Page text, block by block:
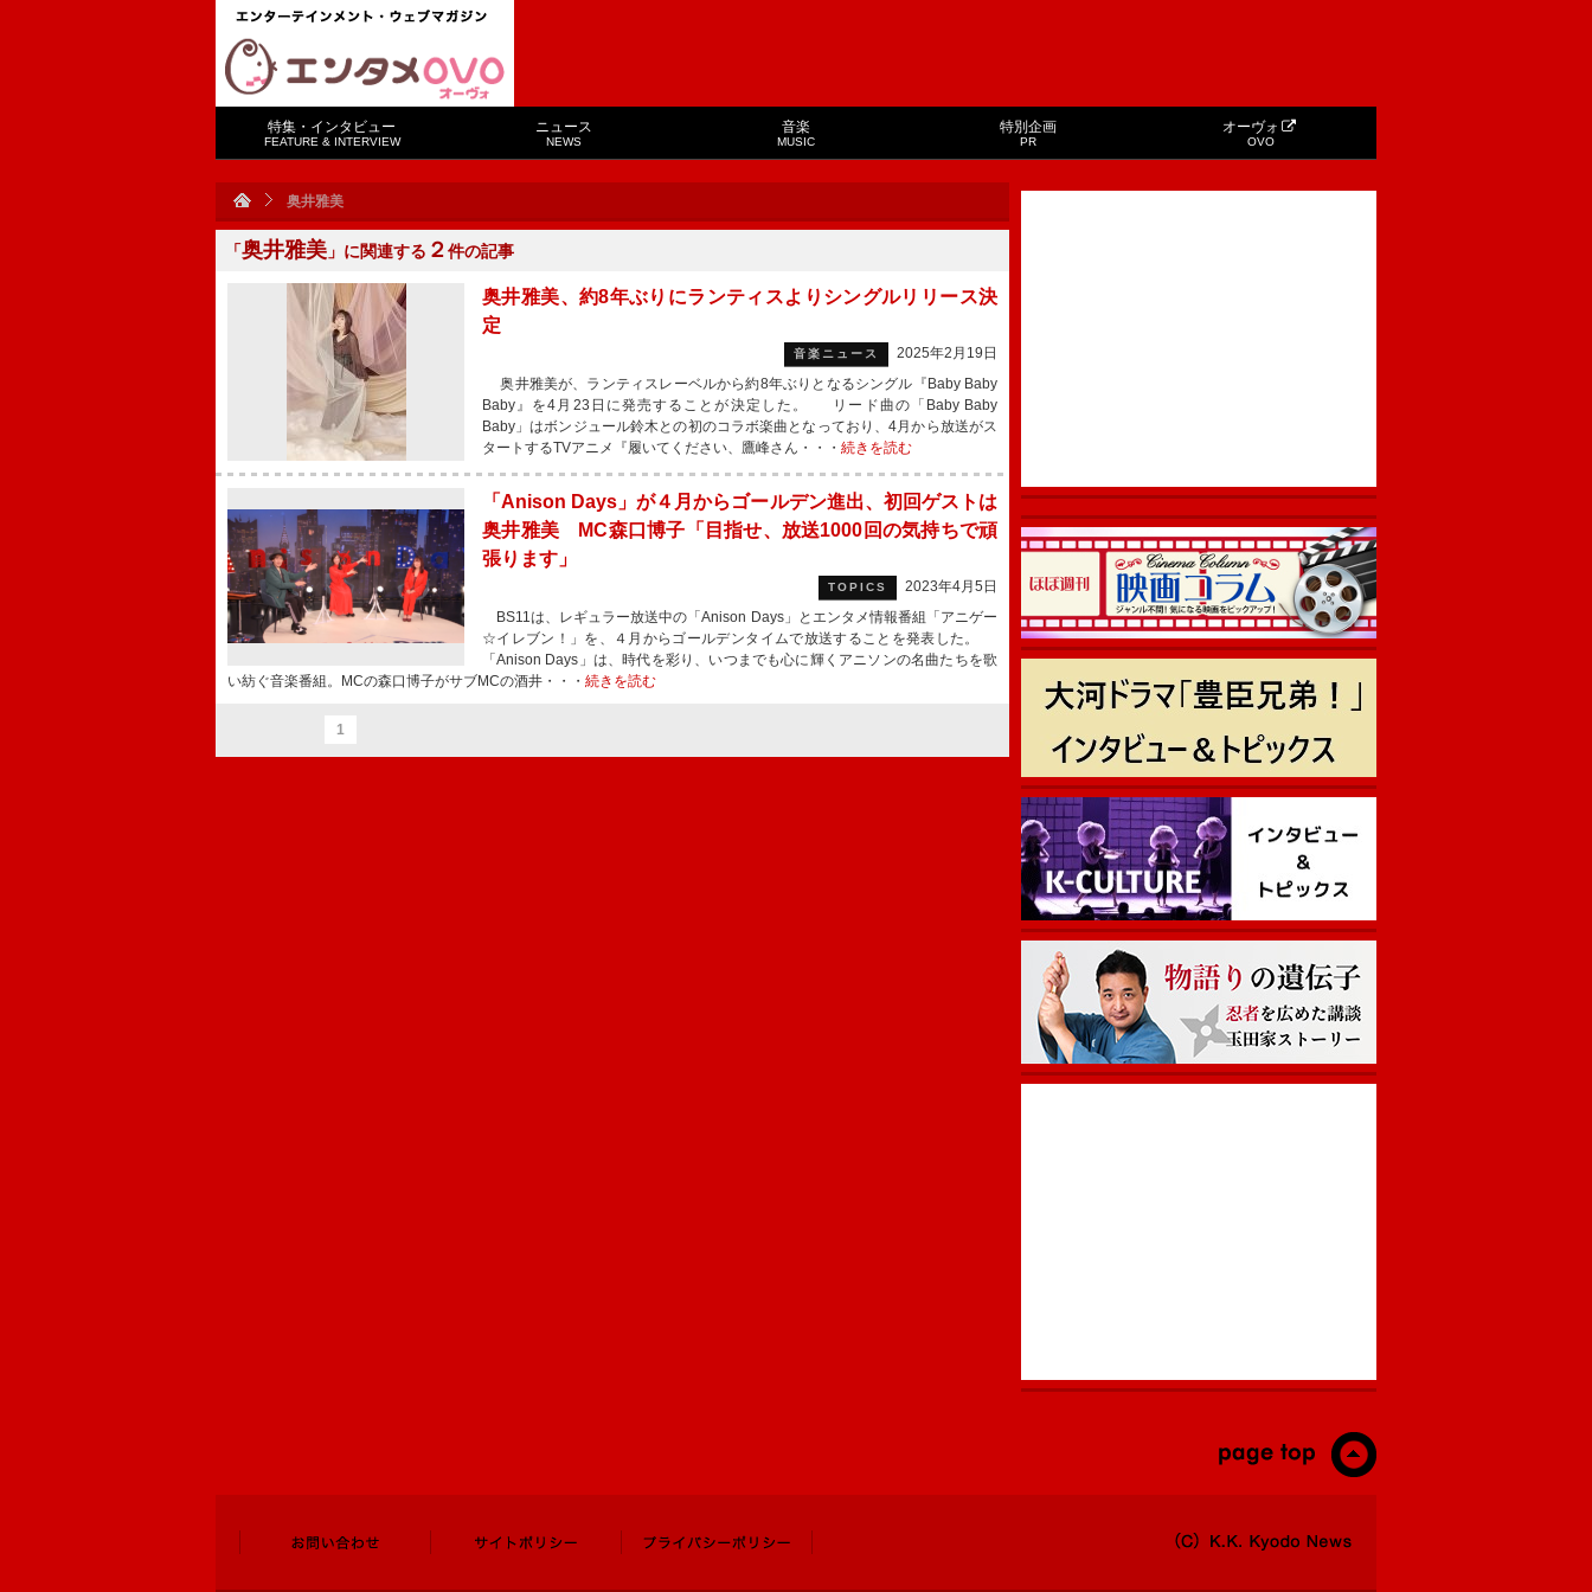
特集・インタビュー
FEATURE & INTERVIEW
ニュース
NEWS
音楽
MUSIC
特別企画
PR
オーヴォ
OVO
奥井雅美
「奥井雅美 」に関連する ２件の記事
奥井雅美、約8年ぶりにランティスよりシングルリリース決
定
音楽ニュース
2025年2月19日
奥井雅美が、ランティスレーベルから約8年ぶりとなるシングル『Baby Baby
Baby』を4月23日に発売することが決定した。 リード曲の「Baby Baby
Baby」はボンジュール鈴木との初のコラボ楽曲となっており、4月から放送がス
タートするTVアニメ『履いてください、鷹峰さん・・・ 続きを読む
「Anison Days」が４月からゴールデン進出、初回ゲストは
奥井雅美 MC森口博子「目指せ、放送1000回の気持ちで頑
張ります」
TOPICS
2023年4月5日
BS11は、レギュラー放送中の「Anison Days」とエンタメ情報番組「アニゲー
☆イレブン！」を、４月からゴールデンタイムで放送することを発表した。
「Anison Days」は、時代を彩り、いつまでも心に輝くアニソンの名曲たちを歌
い紡ぐ音楽番組。MCの森口博子がサブMCの酒井・・・ 続きを読む
1